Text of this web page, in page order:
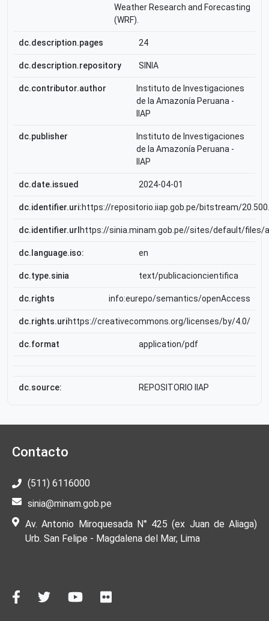
Weather Research and Forecasting
(WRF).
dc.description.pages 24
dc.description.repository SINIA
dc.contributor.author
Instituto de Investigaciones
de la Amazonía Peruana -
IIAP
dc.publisher
Instituto de Investigaciones
de la Amazonía Peruana -
IIAP
dc.date.issued 2024-04-01
dc.identifier.uri:https://repositorio.iiap.gob.pe/bitstream/
dc.identifier.url https://sinia.minam.gob.pe//sites/default/files/
dc.language.iso: en
dc.type.sinia text/publicacioncientifica
dc.rights info:eurepo/semantics/openAccess
dc.rights.urihttps://creativecommons.org/licenses/by/4.0/
dc.format application/pdf
dc.source: REPOSITORIO IIAP
Contacto
(511) 6116000
sinia@minam.gob.pe
Av. Antonio Miroquesada N° 425 (ex Juan de Aliaga)
Urb. San Felipe - Magdalena del Mar, Lima